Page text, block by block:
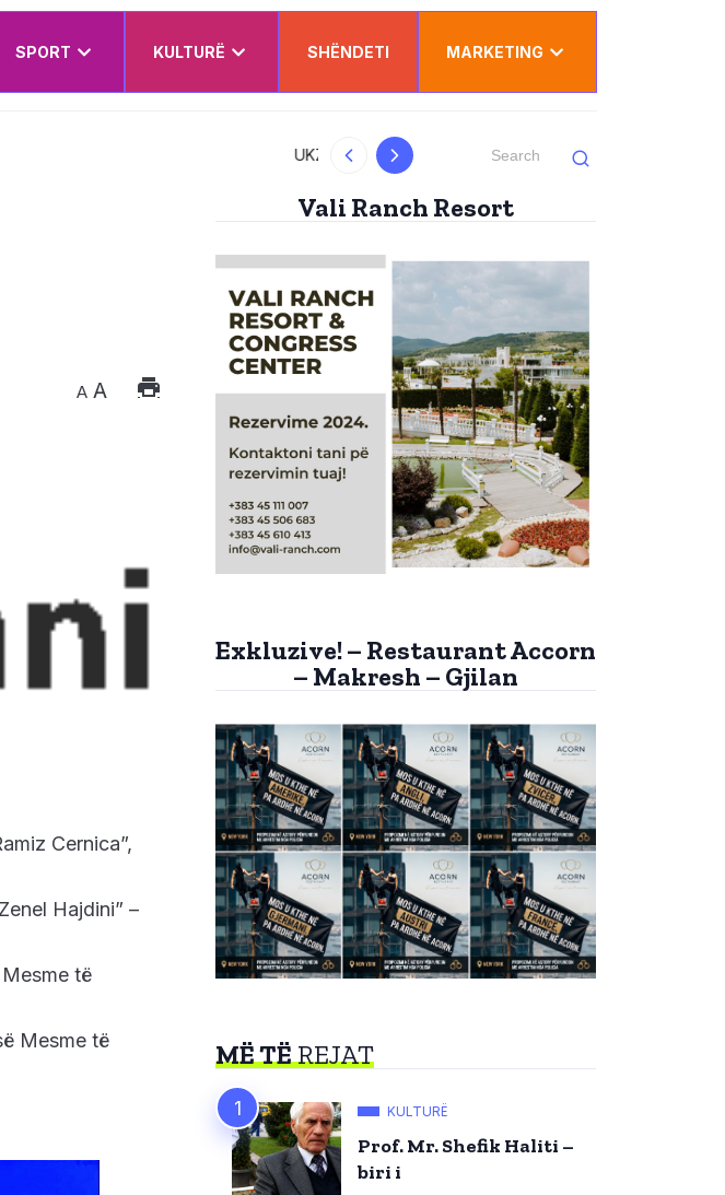
SPORT KULTURË SHËNDETI MARKETING
miraton edhe Planin e Veprimit Institucional Kurti uron Dua Lipën për
A A
Cernica”,
Hajdini” –
të
Mesme të
Vali Ranch Resort
Exkluzive! – Restaurant Accorn
– Makresh – Gjilan
MË TËREJAT
KULTURË
Prof. Mr. Shefik Haliti –
biri i